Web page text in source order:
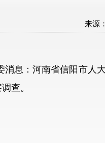
来源
消息：河南省信阳市人
查。